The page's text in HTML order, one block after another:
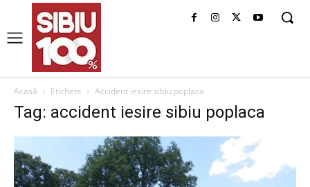
Acasă Etichete Accident iesire sibiu poplaca
Tag: accident iesire sibiu poplaca